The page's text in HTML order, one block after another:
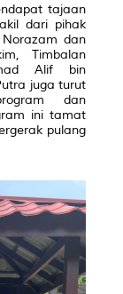
tajaan
dari pihak
dan
Timbalan
Alif bin
juga turut
dan
ini tamat
pulang